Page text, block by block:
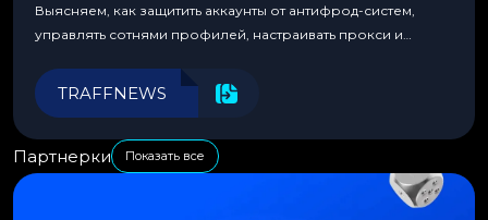
Выясняем, как защитить аккаунты от антифрод-систем,
управлять сотнями профилей, настраивать прокси и
эффективности.
TRAFFNEWS
Партнерки Показать все